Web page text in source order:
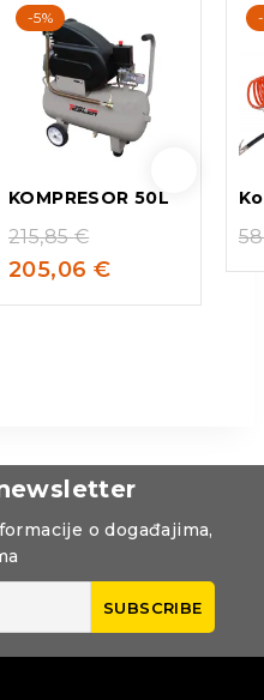
-5%
KOMPRESOR 50L
215,85€
205,06 €
o događajima,